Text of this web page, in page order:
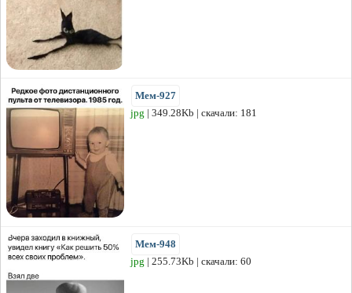
Мем-927
jpg | 349.28Kb | скачали: 181
Мем-948
jpg | 255.73Kb | скачали: 60